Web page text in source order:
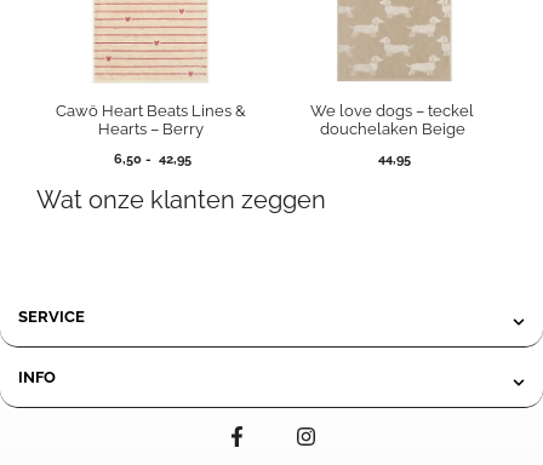
Cawö Heart Beats Lines &
Hearts – Berry
6,50 - 42,95Prijsklasse:
tot
We love dogs – teckel
douchelaken Beige
44,95
Wat onze klanten zeggen
SERVICE
INFO